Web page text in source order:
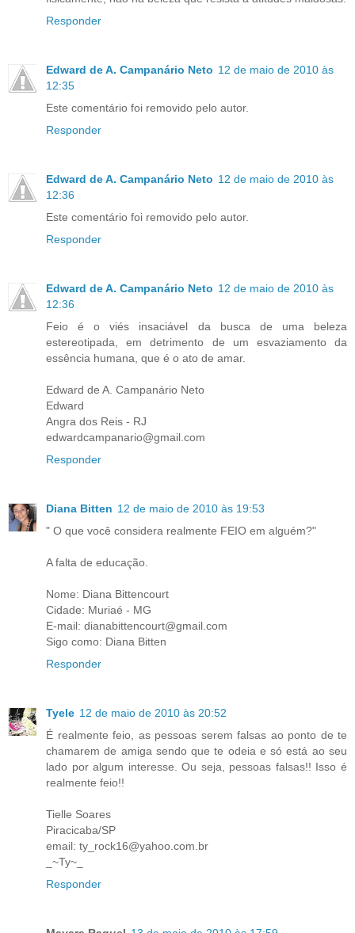
Responder
Edward de A. Campanário Neto 12 de maio de 2010 às
12:35
Este comentário foi removido pelo autor.
Responder
Edward de A. Campanário Neto 12 de maio de 2010 às
12:36
Este comentário foi removido pelo autor.
Responder
Edward de A. Campanário Neto 12 de maio de 2010 às
12:36
Feio é o viés insaciável da busca de uma beleza
estereotipada, em detrimento de um esvaziamento da
essência humana, que é o ato de amar.
Edward de A. Campanário Neto
Edward
Angra dos Reis - RJ
edwardcampanario@gmail.com
Responder
Diana Bitten 12 de maio de 2010 às 19:53
" O que você considera realmente FEIO em alguém?"
A falta de educação.
Nome: Diana Bittencourt
Cidade: Muriaé - MG
E-mail: dianabittencourt@gmail.com
Sigo como: Diana Bitten
Responder
Tyele 12 de maio de 2010 às 20:52
É realmente feio, as pessoas serem falsas ao ponto de te
chamarem de amiga sendo que te odeia e só está ao seu
lado por algum interesse. Ou seja, pessoas falsas!! Isso é
realmente feio!!
Tielle Soares
Piracicaba/SP
email: ty_rock16@yahoo.com.br
_~Ty~_
Responder